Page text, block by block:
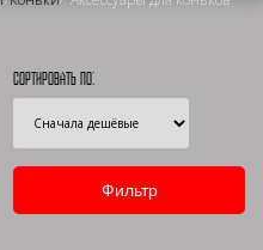
Сортировать по: